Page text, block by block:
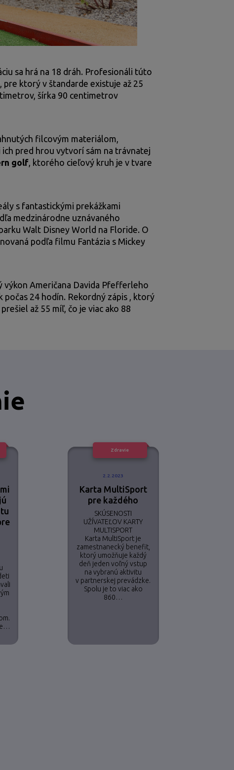
sa hrá na 18 dráh. Profesionáli túto
, pre ktorý v štandarde existuje až 25
šírka 90 centimetrov
filcovým materiálom,
ich pred hrou vytvorí sám na trávnatej
golf , ktorého cieľový kruh je v tvare
s fantastickými prekážkami
medzinárodne uznávaného
Walt Disney World na Floride. O
podľa filmu Fantázia s Mickey
výkon Američana Davida Pfefferleho
24 hodín. Rekordný zápis , ktorý
až 55 míľ, čo je viac ako 88
2.2.2023
Karta MultiSport
pre každého
SKÚSENOSTI
UŽÍVATEĽOV KARTY
MULTISPORT
Karta MultiSport je
zamestnanecký benefit,
ktorý umožňuje každý
deň jeden voľný vstup
na vybranú aktivitu
v partnerskej prevádzke.
Spolu je to viac ako
860…
Zdravie